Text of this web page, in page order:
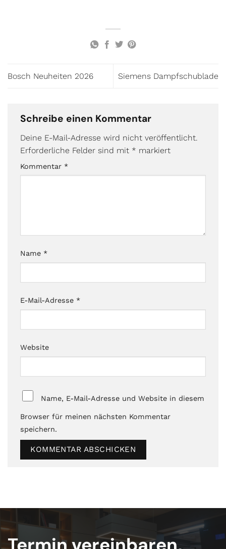
Bosch Neuheiten 2026 Siemens Dampfschublade
Schreibe einen Kommentar
Deine E-Mail-Adresse wird nicht veröffentlicht.
Erforderliche Felder sind mit * markiert
Kommentar *
Name *
E-Mail-Adresse *
Website
Name, E-Mail-Adresse und Website in diesem
Browser für meinen nächsten Kommentar
speichern.